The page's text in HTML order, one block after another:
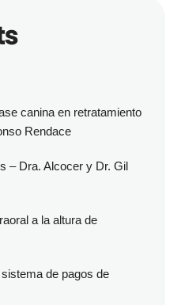
canina en retratamiento
Rendace
– Dra. Alcocer y Dr. Gil
a la altura de
de pagos de